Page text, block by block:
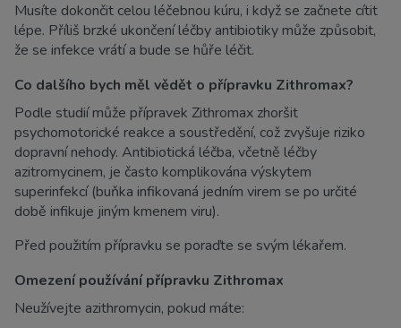
Musíte dokončit celou léčebnou kúru, i když se začnete cítit
lépe. Příliš brzké ukončení léčby antibiotiky může způsobit,
že se infekce vrátí a bude se hůře léčit.
Co dalšího bych měl vědět o přípravku Zithromax?
Podle studií může přípravek Zithromax zhoršit
psychomotorické reakce a soustředění, což zvyšuje riziko
dopravní nehody. Antibiotická léčba, včetně léčby
azitromycinem, je často komplikována výskytem
superinfekcí (buňka infikovaná jedním virem se po určité
době infikuje jiným kmenem viru).
Před použitím přípravku se poraďte se svým lékařem.
Omezení používání přípravku Zithromax
Neužívejte azithromycin, pokud máte: